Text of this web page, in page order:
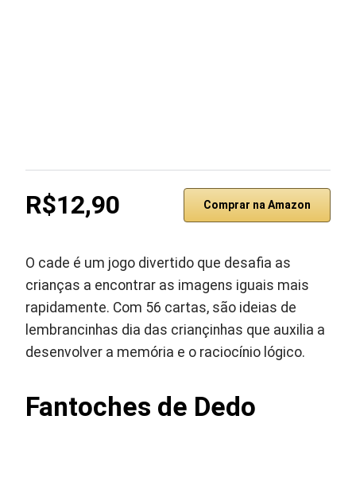
R$12,90 Comprar na Amazon
O cade é um jogo divertido que desafia as
crianças a encontrar as imagens iguais mais
rapidamente. Com 56 cartas, são ideias de
lembrancinhas dia das criançinhas que auxilia a
desenvolver a memória e o raciocínio lógico.
Fantoches de Dedo